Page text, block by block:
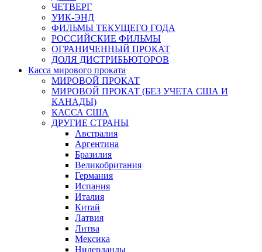
ЧЕТВЕРГ
УИК-ЭНД
ФИЛЬМЫ ТЕКУЩЕГО ГОДА
РОССИЙСКИЕ ФИЛЬМЫ
ОГРАНИЧЕННЫЙ ПРОКАТ
ДОЛЯ ДИСТРИБЬЮТОРОВ
Касса мирового проката
МИРОВОЙ ПРОКАТ
МИРОВОЙ ПРОКАТ (БЕЗ УЧЕТА США И
КАНАДЫ)
КАССА США
ДРУГИЕ СТРАНЫ
Австралия
Аргентина
Бразилия
Великобритания
Германия
Испания
Италия
Китай
Латвия
Литва
Мексика
Нидерланды